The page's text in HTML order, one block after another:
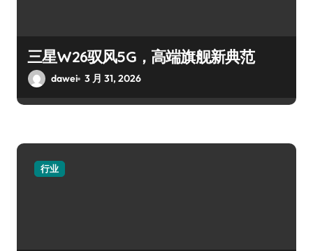
三星W26驭风5G，高端旗舰新典范
dawei 3 月 31, 2026
行业